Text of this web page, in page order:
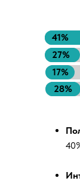
41%
27%
17%
28%